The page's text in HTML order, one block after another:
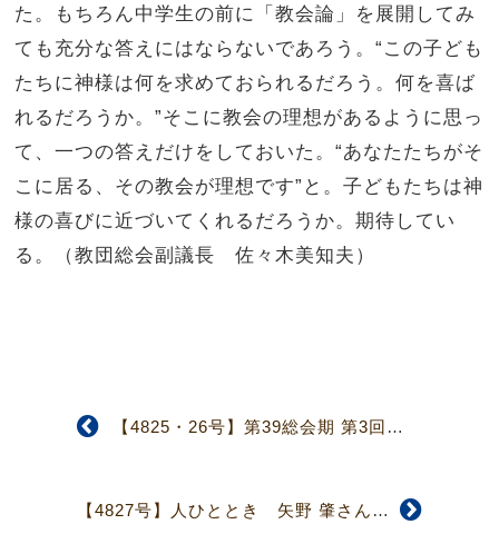
た。もちろん中学生の前に「教会論」を展開してみ
ても充分な答えにはならないであろう。“この子ども
たちに神様は何を求めておられるだろう。何を喜ば
れるだろうか。”そこに教会の理想があるように思っ
て、一つの答えだけをしておいた。“あなたたちがそ
こに居る、その教会が理想です”と。子どもたちは神
様の喜びに近づいてくれるだろうか。期待してい
る。（教団総会副議長 佐々木美知夫）
【4825・26号】第39総会期 第3回常議員会
【4827号】人ひととき 矢野 肇さん 曾祖母の信仰を 受け継ぎ